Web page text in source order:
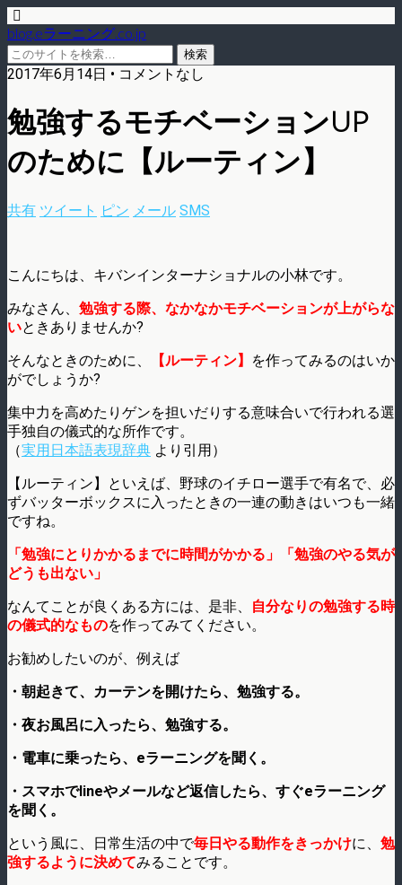
blog.eラーニング.co.jp
2017年6月14日 • コメントなし
勉強するモチベーションUP
のために【ルーティン】
共有 ツイート ピン メール SMS
こんにちは、キバンインターナショナルの小林です。
みなさん、 勉強する際、なかなかモチベーションが上がらな
いときありませんか?
そんなときのために、
【ルーティン】
を作ってみるのはいか
がでしょうか?
集中力を高めたりゲンを担いだりする意味合いで行われる選
手独自の儀式的な所作です。
（実用日本語表現辞典 より引用）
【ルーティン】といえば、野球のイチロー選手で有名で、必
ずバッターボックスに入ったときの一連の動きはいつも一緒
ですね。
「勉強にとりかかるまでに時間がかかる」「勉強のやる気が
どうも出ない」
なんてことが良くある方には、是非、
自分なりの勉強する時
の儀式的なものを作ってみてください。
お勧めしたいのが、例えば
・朝起きて、カーテンを開けたら、勉強する。
・夜お風呂に入ったら、勉強する。
・電車に乗ったら、eラーニングを聞く。
・スマホでlineやメールなど返信したら、すぐeラーニング
を聞く。
という風に、日常生活の中で毎日やる動作をきっかけに、 勉
強するように決めてみることです。